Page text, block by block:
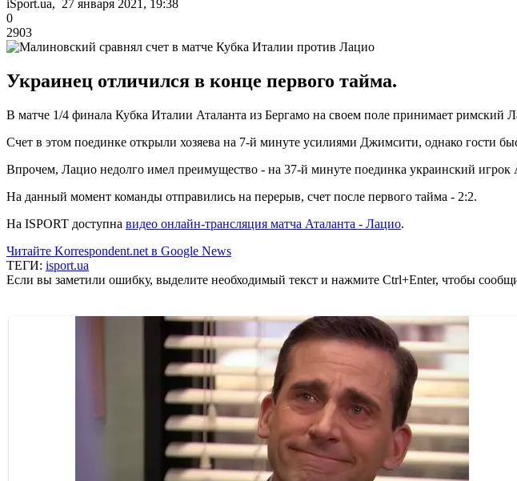
iSport.ua, 27 января 2021, 19:38
0
2903
Украинец отличился в конце первого тайма.
В матче 1/4 финала Кубка Италии Аталанта из Бергамо на своем поле принимает римский
Счет в этом поединке открыли хозяева на 7-й минуте усилиями Джимсити, однако гости
Впрочем, Лацио недолго имел преимущество - на 37-й минуте поединка украинский игрок
На данный момент команды отправились на перерыв, счет после первого тайма - 2:2.
На ISPORT доступна видео онлайн-трансляция матча Аталанта - Лацио.
Читайте Korrespondent.net в Google News
ТЕГИ: isport.ua
Если вы заметили ошибку, выделите необходимый текст и нажмите Ctrl+Enter, чтобы